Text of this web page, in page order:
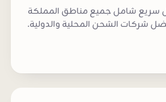
سريع شامل جميع مناطق المملكة
شركات الشحن المحلية والدولية.